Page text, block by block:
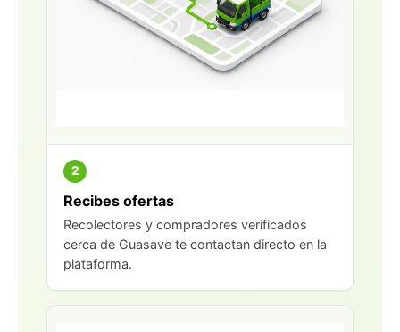
2
Recibes ofertas
Recolectores y compradores verificados
cerca de Guasave te contactan directo en la
plataforma.